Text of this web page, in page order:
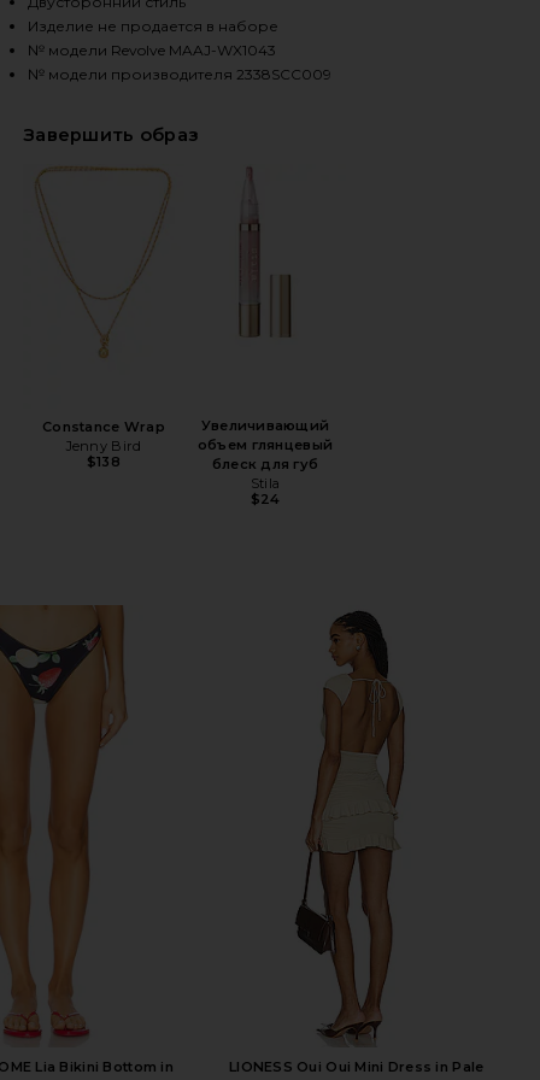
FLASH REVERSIBLE BIKINI BOTTOM IN
FLASH REVERSIBLE BIKINI BOTTOM IN
FLASH REVERSIBLE BIKINI BOTTOM IN
Изделие не продается в наборе
№ модели Revolve MAAJ-WX1043
№ модели производителя 2338SCC009
Завершить образ
Constance Wrap
Jenny Bird
$138
Увеличивающий
объем глянцевый
блеск для губ
Stila
$24
Lia Bikini Bottom in
LIONESS Oui Oui Mini Dress in Pale